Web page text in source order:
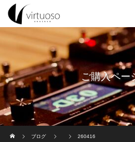
ご購入ペー
ブログ
260416